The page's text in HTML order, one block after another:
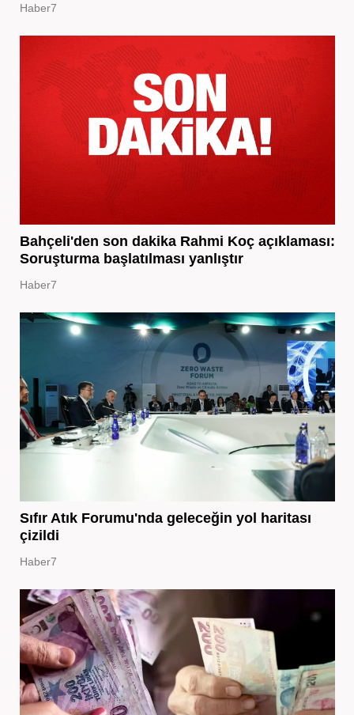
Haber7
Bahçeli'den son dakika Rahmi Koç açıklaması:
Soruşturma başlatılması yanlıştır
Haber7
Sıfır Atık Forumu'nda geleceğin yol haritası
çizildi
Haber7